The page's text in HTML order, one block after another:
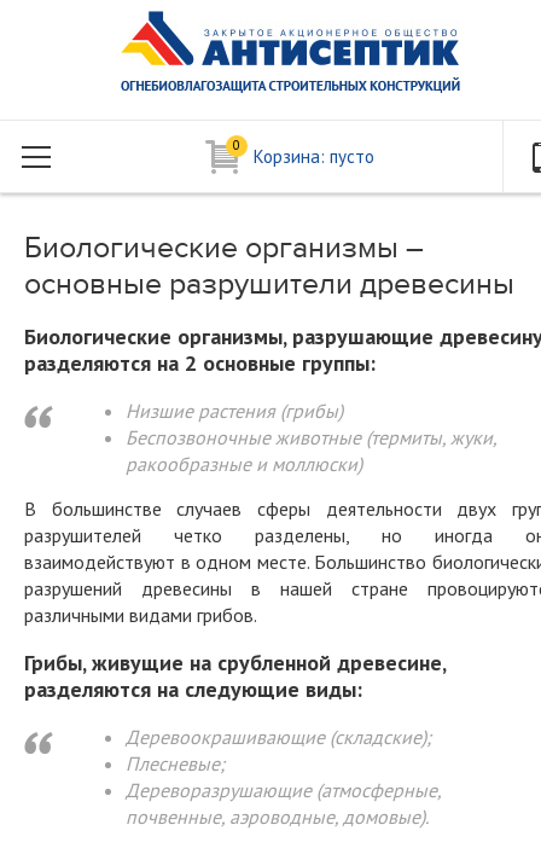
0 Корзина: пусто
Биологические организмы –
основные разрушители древесины
Биологические организмы, разрушающие
разделяются на 2 основные группы:
Низшие растения (грибы)
Беспозвоночные животные (термиты, жуки,
ракообразные и моллюски)
В большинстве случаев сферы деятельности двух
разрушителей четко разделены, но иногда
взаимодействуют в одном месте. Большинство
разрушений древесины в нашей стране
различными видами грибов.
Грибы, живущие на срубленной древесине,
разделяются на следующие виды:
Деревоокрашивающие (складские);
Плесневые;
Дереворазрушающие (атмосферные,
почвенные, аэроводные, домовые).